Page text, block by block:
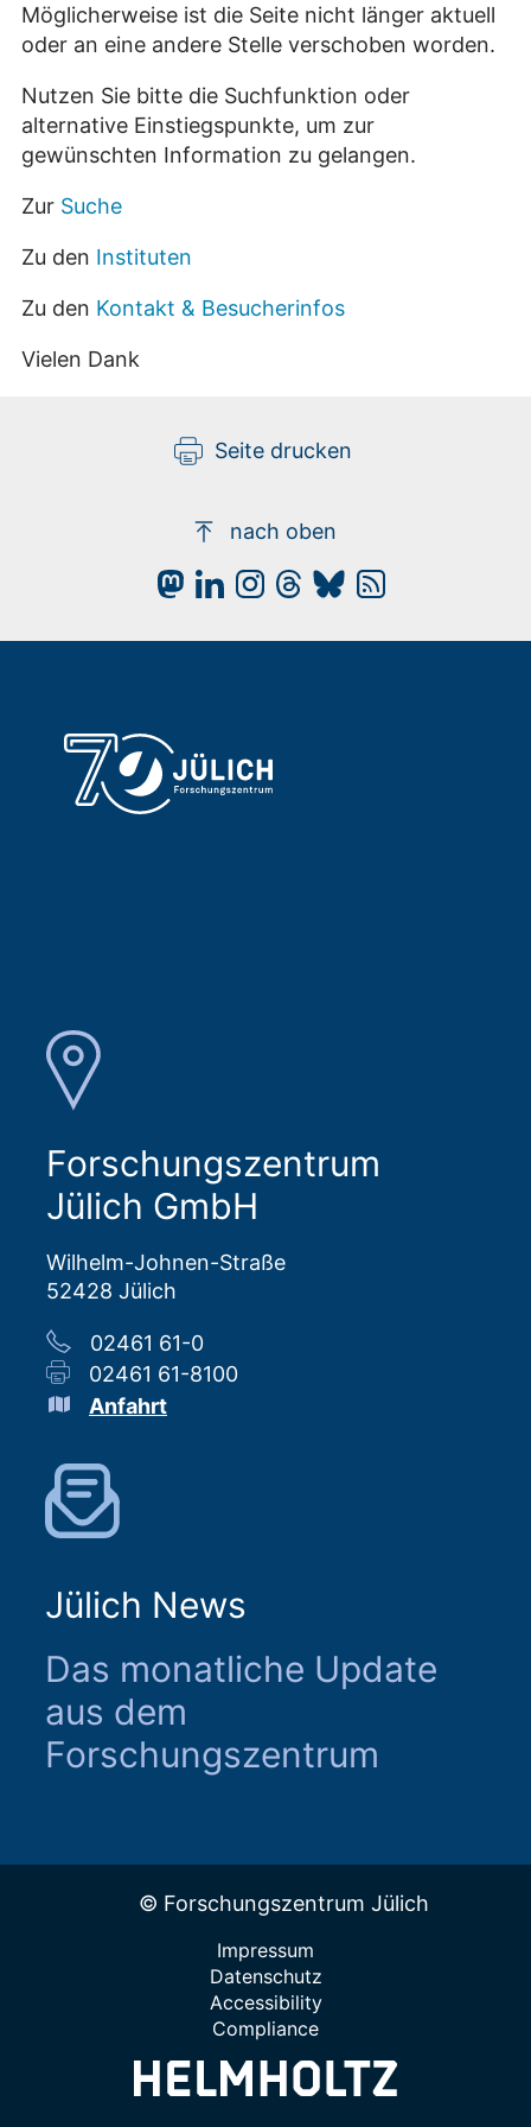
Möglicherweise ist die Seite nicht länger aktuell
oder an eine andere Stelle verschoben worden.
Nutzen Sie bitte die Suchfunktion oder
alternative Einstiegspunkte, um zur
gewünschten Information zu gelangen.
Zur Suche
Zu den Instituten
Zu den Kontakt & Besucherinfos
Vielen Dank
Seite drucken
nach oben
Forschungszentrum
Jülich GmbH
Wilhelm-Johnen-Straße
52428 Jülich
02461 61-0
02461 61-8100
Anfahrt
Jülich News
Das monatliche Update
aus dem
Forschungszentrum
© Forschungszentrum Jülich
Impressum
Datenschutz
Accessibility
Compliance